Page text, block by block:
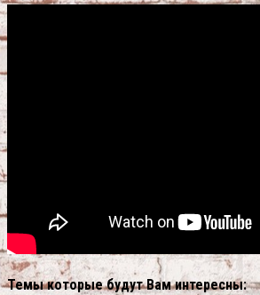
Темы которые будут Вам интересны: